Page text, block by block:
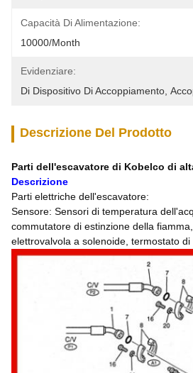
Capacità Di Alimentazione:
10000/month
Evidenziare:
Di Dispositivo Di Accoppiamento
Descrizione Del Prodotto
Parti dell'escavatore di Kobelco di
Descrizione
Parti elettriche dell'escavatore:
Sensore: Sensori di temperatura
commutatore di estinzione della
elettrovalvola a solenoide, termostato